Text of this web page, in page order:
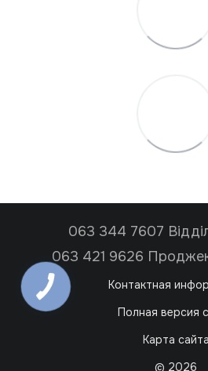
063 344 7607
063 421 9626
Контактная
Полная версия
Карта сайта
© 2026